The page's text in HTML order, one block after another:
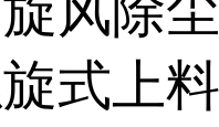
风除
式上